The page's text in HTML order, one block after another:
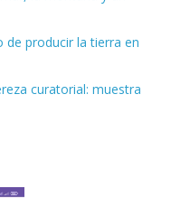
de producir la tierra en
curatorial: muestra